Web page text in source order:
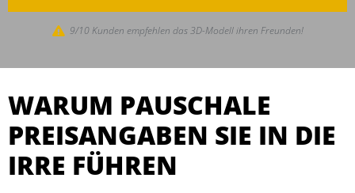
9/10 Kunden empfehlen das 3D-Modell ihren Freunden!
WARUM PAUSCHALE
PREISANGABEN SIE IN DIE
IRRE FÜHREN